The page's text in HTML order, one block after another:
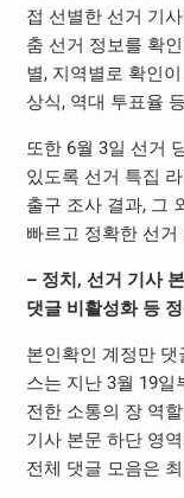
접 선별한 선거 기
춤 선거 정보를 확
별, 지역별로 확인
상식, 역대 투표율
또한 6월 3일 선거
있도록 선거 특집
출구 조사 결과, 그
빠르고 정확한 선
– 정치, 선거 기사
댓글 비활성화 등
본인확인 계정만
스는 지난 3월 19일
전한 소통의 장 역
기사 본문 하단 영
전체 댓글 모음은